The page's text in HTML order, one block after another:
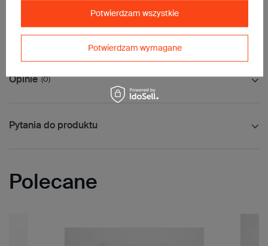
Dzięki zastosowaniu klapki samoprzylepnej z otworami na klipsy
Opinie (0)
Pytania do produktu
Polecane
Potwierdzam wymagane
Potwierdzam wszystkie